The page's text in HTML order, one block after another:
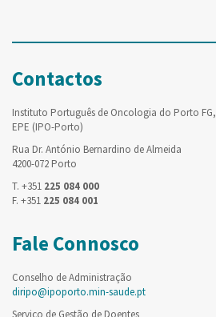
Contactos
Instituto Português de Oncologia do Porto FG,
EPE (IPO-Porto)
Rua Dr. António Bernardino de Almeida
4200-072 Porto
T. +351 225 084 000
F. +351 225 084 001
Fale Connosco
Conselho de Administração
diripo@ipoporto.min-saude.pt
Serviço de Gestão de Doentes